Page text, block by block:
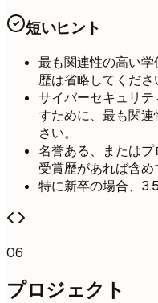
短いヒント
最も関連性の高い
歴は省略してくださ
サイバーセキュリ
すために、最も関
さい。
名誉ある、または
受賞歴があれば含め
特に新卒の場合、
06
プロジェクト